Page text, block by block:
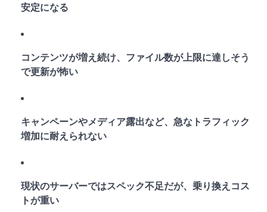
安定になる
コンテンツが増え続け、ファイル数が上限に達しそう
で更新が怖い
キャンペーンやメディア露出など、急なトラフィック
増加に耐えられない
現状のサーバーではスペック不足だが、乗り換えコス
トが重い